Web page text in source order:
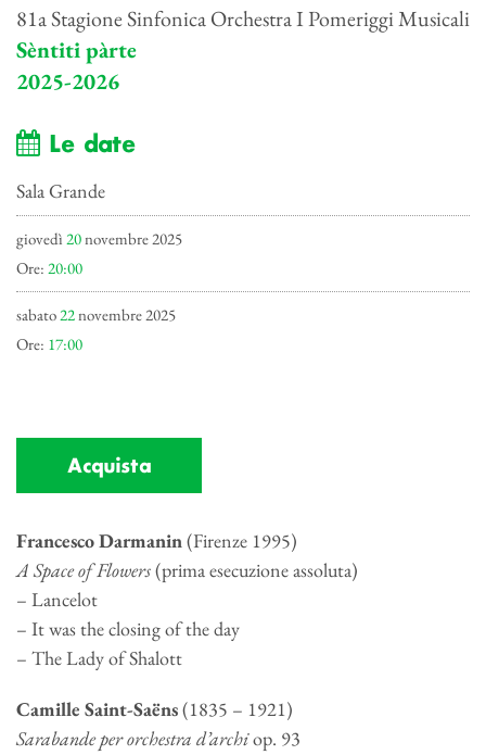
81a Stagione Sinfonica Orchestra I Pomeriggi Musicali
Sèntiti pàrte
2025-2026
Le date
Sala Grande
giovedì 20novembre 2025
Ore: 20:00
sabato22novembre 2025
Ore: 17:00
Acquista
Francesco Darmanin(Firenze 1995)
A Space of Flowers(prima esecuzione assoluta)
– Lancelot
– It was the closing of the day
– The Lady of Shalott
Camille Saint-Saëns(1835 – 1921)
Sarabande per orchestra d’archiop. 93